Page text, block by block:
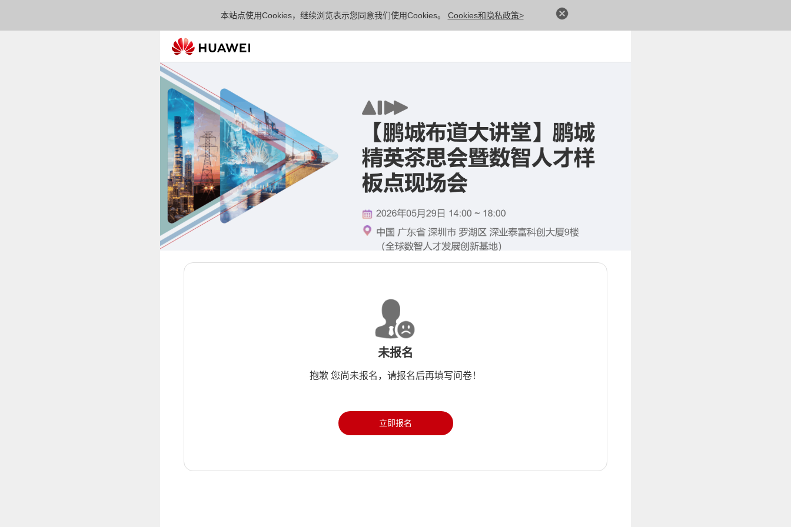
本站点使用Cookies，继续浏览表示您同意我们使用Cookies。 Cookies和隐私政策>
未报名
抱歉 您尚未报名，请报名后再填写问卷！
立即报名